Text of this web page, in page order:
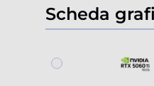
Scheda